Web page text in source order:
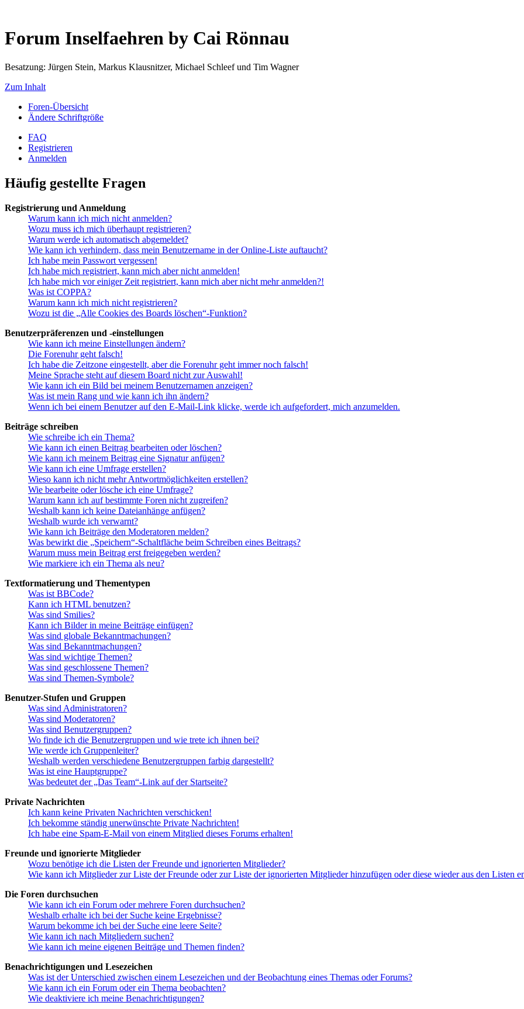
Forum Inselfaehren by Cai Rönnau
Besatzung: Jürgen Stein, Markus Klausnitzer, Michael Schleef und Tim Wagner
Zum Inhalt
Foren-Übersicht
Ändere Schriftgröße
FAQ
Registrieren
Anmelden
Häufig gestellte Fragen
Registrierung und Anmeldung
Warum kann ich mich nicht anmelden?
Wozu muss ich mich überhaupt registrieren?
Warum werde ich automatisch abgemeldet?
Wie kann ich verhindern, dass mein Benutzername in der Online-Liste auftaucht?
Ich habe mein Passwort vergessen!
Ich habe mich registriert, kann mich aber nicht anmelden!
Ich habe mich vor einiger Zeit registriert, kann mich aber nicht mehr anmelden?!
Was ist COPPA?
Warum kann ich mich nicht registrieren?
Wozu ist die „Alle Cookies des Boards löschen“-Funktion?
Benutzerpräferenzen und -einstellungen
Wie kann ich meine Einstellungen ändern?
Die Forenuhr geht falsch!
Ich habe die Zeitzone eingestellt, aber die Forenuhr geht immer noch falsch!
Meine Sprache steht auf diesem Board nicht zur Auswahl!
Wie kann ich ein Bild bei meinem Benutzernamen anzeigen?
Was ist mein Rang und wie kann ich ihn ändern?
Wenn ich bei einem Benutzer auf den E-Mail-Link klicke, werde ich aufgefordert, mich anzumelden.
Beiträge schreiben
Wie schreibe ich ein Thema?
Wie kann ich einen Beitrag bearbeiten oder löschen?
Wie kann ich meinem Beitrag eine Signatur anfügen?
Wie kann ich eine Umfrage erstellen?
Wieso kann ich nicht mehr Antwortmöglichkeiten erstellen?
Wie bearbeite oder lösche ich eine Umfrage?
Warum kann ich auf bestimmte Foren nicht zugreifen?
Weshalb kann ich keine Dateianhänge anfügen?
Weshalb wurde ich verwarnt?
Wie kann ich Beiträge den Moderatoren melden?
Was bewirkt die „Speichern“-Schaltfläche beim Schreiben eines Beitrags?
Warum muss mein Beitrag erst freigegeben werden?
Wie markiere ich ein Thema als neu?
Textformatierung und Thementypen
Was ist BBCode?
Kann ich HTML benutzen?
Was sind Smilies?
Kann ich Bilder in meine Beiträge einfügen?
Was sind globale Bekanntmachungen?
Was sind Bekanntmachungen?
Was sind wichtige Themen?
Was sind geschlossene Themen?
Was sind Themen-Symbole?
Benutzer-Stufen und Gruppen
Was sind Administratoren?
Was sind Moderatoren?
Was sind Benutzergruppen?
Wo finde ich die Benutzergruppen und wie trete ich ihnen bei?
Wie werde ich Gruppenleiter?
Weshalb werden verschiedene Benutzergruppen farbig dargestellt?
Was ist eine Hauptgruppe?
Was bedeutet der „Das Team“-Link auf der Startseite?
Private Nachrichten
Ich kann keine Privaten Nachrichten verschicken!
Ich bekomme ständig unerwünschte Private Nachrichten!
Ich habe eine Spam-E-Mail von einem Mitglied dieses Forums erhalten!
Freunde und ignorierte Mitglieder
Wozu benötige ich die Listen der Freunde und ignorierten Mitglieder?
Wie kann ich Mitglieder zur Liste der Freunde oder zur Liste der ignorierten Mitglieder hinzufügen oder diese wieder aus den Listen
Die Foren durchsuchen
Wie kann ich ein Forum oder mehrere Foren durchsuchen?
Weshalb erhalte ich bei der Suche keine Ergebnisse?
Warum bekomme ich bei der Suche eine leere Seite?
Wie kann ich nach Mitgliedern suchen?
Wie kann ich meine eigenen Beiträge und Themen finden?
Benachrichtigungen und Lesezeichen
Was ist der Unterschied zwischen einem Lesezeichen und der Beobachtung eines Themas oder Forums?
Wie kann ich ein Forum oder ein Thema beobachten?
Wie deaktiviere ich meine Benachrichtigungen?